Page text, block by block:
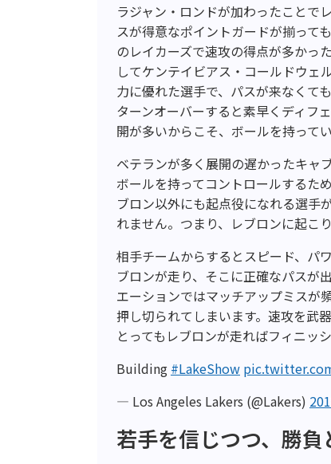
ラジャン・ロンドが加わったことで
スが得意なポイントガードが揃って
のレイカーズで速攻の得点が多かっ
してケンテイビアス・コールドウェ
力に優れた選手で、パスが来なくて
ターンオーバーすると素早くディフ
開が多いからこそ、ボールを持って
ベテランが多く展開の遅かったキャ
ボールを持ってコントロールするた
ブロン以外にも起点役になれる選手
れません。つまり、レブロンに起こ
相手チームからするとスピード、パ
ブロンが走り、そこに正確なパスが
エーションではマッチアップミスが
押し切られてしまいます。速攻を武
とってもレブロンが走ればフィニッ
Building #LakeShow
— Los Angeles Lakers (@Lakers)
若手を信じつつ、勝